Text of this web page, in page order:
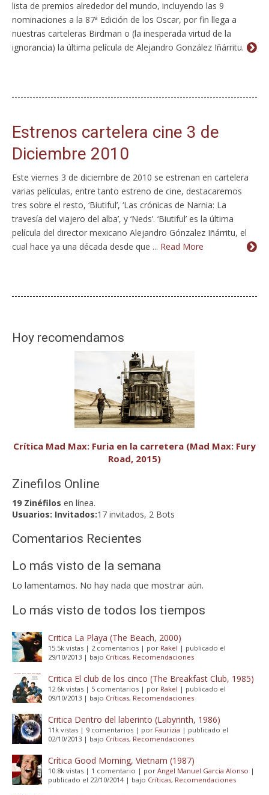
lista de premios alrededor del mundo, incluyendo las 9
nominaciones a la 87ª Edición de los Oscar, por fin llega a
nuestras carteleras Birdman o (la inesperada virtud de la
ignorancia) la última película de Alejandro González Iñárritu.
Estrenos cartelera cine 3 de
Diciembre 2010
Este viernes 3 de diciembre de 2010 se estrenan en cartelera
varias películas, entre tanto estreno de cine, destacaremos
tres sobre el resto, ‘Biutiful’, ‘Las crónicas de Narnia: La
travesía del viajero del alba’, y ‘Neds’. ‘Biutiful’ es la última
película del director mexicano Alejandro Gónzalez Iñárritu, el
cual hace ya una década desde que ... Read More
Hoy recomendamos
Crítica Mad Max: Furia en la carretera (Mad Max: Fury
Road, 2015)
Zinefilos Online
19 Zinéfilos en línea.
Usuarios: Invitados:17 invitados, 2 Bots
Comentarios Recientes
Lo más visto de la semana
Lo lamentamos. No hay nada que mostrar aún.
Lo más visto de todos los tiempos
Critica La Playa (The Beach, 2000)
15.5k vistas | 2 comentarios | por Rakel | publicado el
29/10/2013 | bajo Críticas, Recomendaciones
Critica El club de los cinco (The Breakfast Club, 1985)
12.6k vistas | 5 comentarios | por Rakel | publicado el
09/10/2013 | bajo Críticas, Recomendaciones
Critica Dentro del laberinto (Labyrinth, 1986)
11k vistas | 9 comentarios | por Faurizia | publicado el
02/10/2013 | bajo Críticas, Recomendaciones
Crítica Good Morning, Vietnam (1987)
10.8k vistas | 1 comentario | por Angel Manuel Garcia Alonso |
publicado el 22/10/2014| bajo Críticas, Recomendaciones